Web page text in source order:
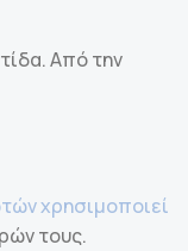
Από την
χρησιμοποιεί
τους.